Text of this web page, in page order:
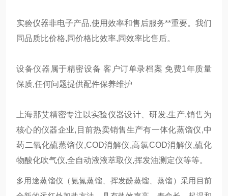
实验仪器非电子产品,使用效率和售后服务**重要。我们
同品质比价格,同价格比效率,同效率比售后。
设备仪器属于精密设备 客户订单录档案 免费1年质量
保质,任何问题提供配件保养维护
上海那艾精密专注以实验仪器设计、研发,生产,销售为
核心的仪器企业,目前热卖销售生产有一体化蒸馏仪,中
药二氧化硫蒸馏仪,COD消解仪,高氯COD消解仪,硫化
物酸化吹气仪,全自动液液萃取仪,挥发油测定仪等等。
多用途蒸馏仪（氨氮蒸馏、挥发酚蒸馏、蒸馏）采用目前